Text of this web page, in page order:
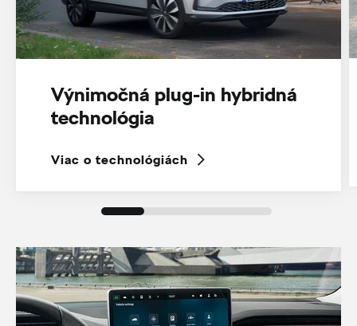
Výnimočná plug-in hybridná
technológia
Viac o technológiách